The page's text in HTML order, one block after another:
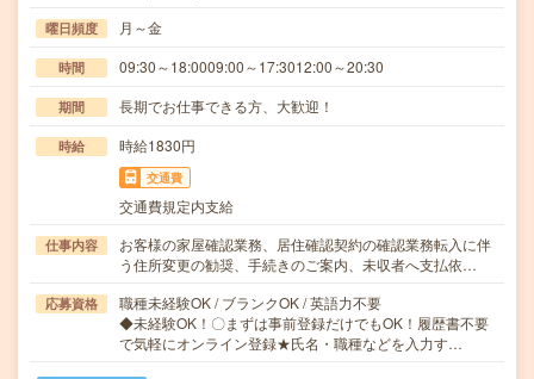
曜日頻度 月～金
時間 09:30～18:0009:00～17:3012:00～20:30
期間 長期でお仕事できる方、大歓迎！
時給 時給1830円
交通費
交通費規定内支給
仕事内容
お客様の家屋確認業務、居住確認契約の確認業務転入に伴
う住所変更の勧奨、手続きのご案内、未収者へ支払依…
応募資格
職種未経験OK / ブランクOK / 英語力不要
◆未経験OK！〇まずは事前登録だけでもOK！履歴書不要
で気軽にオンライン登録★氏名・職種などを入力す…